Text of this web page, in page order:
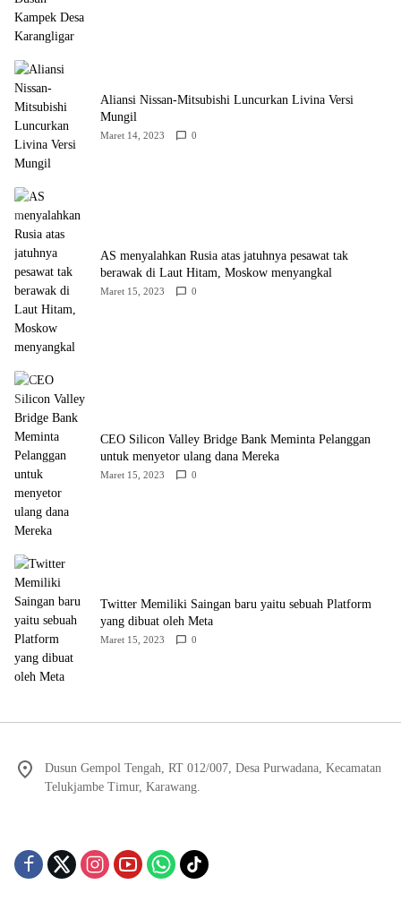
Aliansi Nissan-Mitsubishi Luncurkan Livina Versi
Mungil
Maret 14, 2023 0
AS menyalahkan Rusia atas jatuhnya pesawat tak
berawak di Laut Hitam, Moskow menyangkal
Maret 15, 2023 0
CEO Silicon Valley Bridge Bank Meminta Pelanggan
untuk menyetor ulang dana Mereka
Maret 15, 2023 0
Twitter Memiliki Saingan baru yaitu sebuah Platform
yang dibuat oleh Meta
Maret 15, 2023 0
Dusun Gempol Tengah, RT 012/007, Desa Purwadana, Kecamatan
Telukjambe Timur, Karawang.